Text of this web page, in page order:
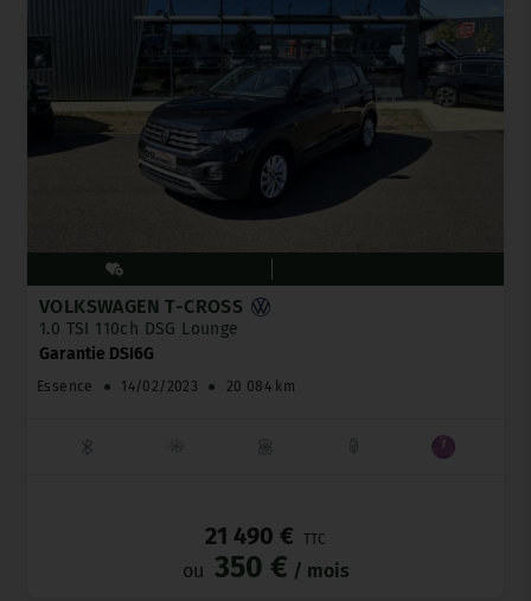
VOLKSWAGEN T-CROSS
1.0 TSI 110ch DSG Lounge
Garantie DSI6G
Essence ● 14/02/2023 ● 20 084 km
21 490 € TTC
ou 350 € / mois